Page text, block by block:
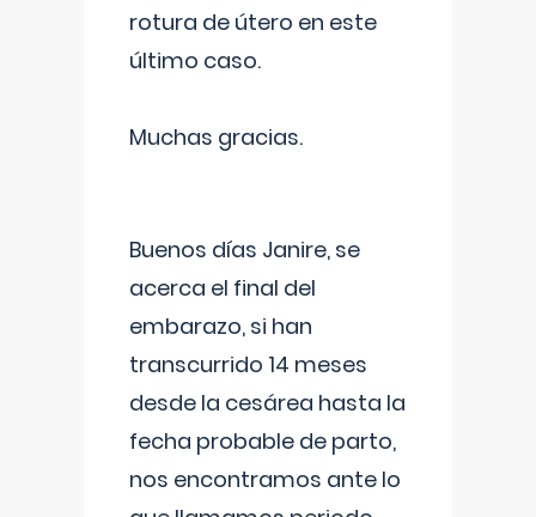
rotura de útero en este
último caso.
Muchas gracias.
Buenos días Janire, se
acerca el final del
embarazo, si han
transcurrido 14 meses
desde la cesárea hasta la
fecha probable de parto,
nos encontramos ante lo